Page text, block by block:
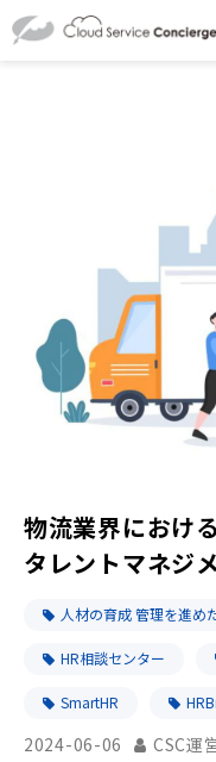
セミナー
物流業界におけ
タレントマネジ
人材の育成 管理を進め
HR相談センター
SmartHR
2024-06-06 CSC運